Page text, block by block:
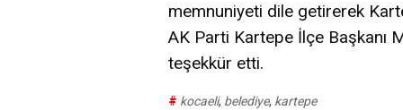
memnuniyeti dile getirerek
AK Parti Kartepe İlçe Başkanı
teşekkür etti.
# kocaeli, belediye, kartepe